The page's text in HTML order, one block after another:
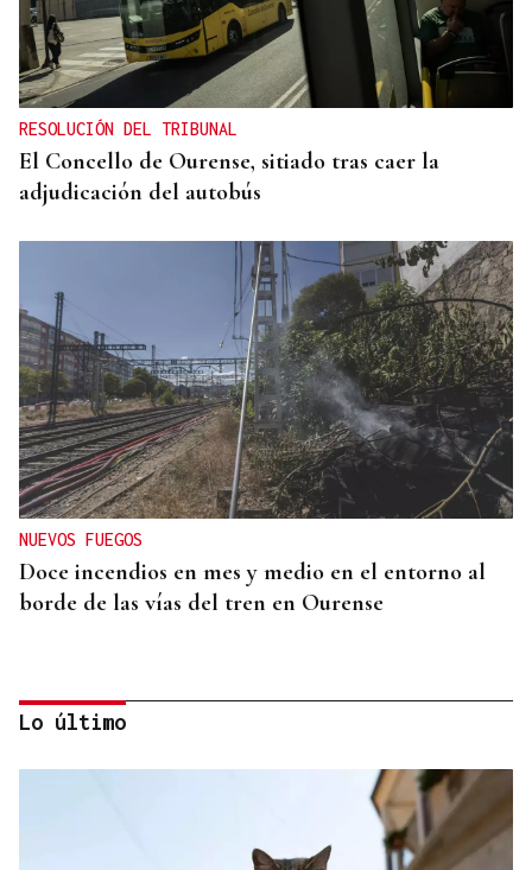
RESOLUCIÓN DEL TRIBUNAL
El Concello de Ourense, sitiado tras caer la
adjudicación del autobús
NUEVOS FUEGOS
Doce incendios en mes y medio en el entorno al
borde de las vías del tren en Ourense
Lo último